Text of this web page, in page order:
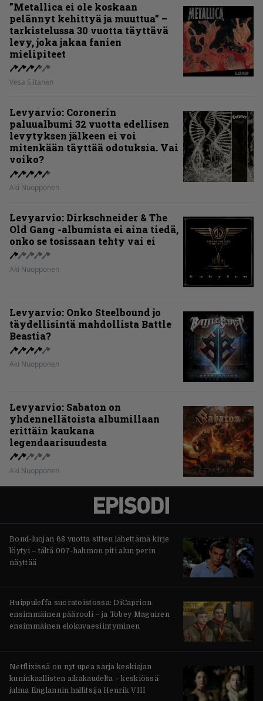
”Metallica ei ole koskaan
pelännyt kehittyä ja muuttua” –
tarkistelussa 30 vuotta täyttävä
levy, joka jakaa fanien
mielipiteet
Vesa Siltanen
Levyarvio: Coronerin
paluualbumi 32 vuotta edellisen
levytyksen jälkeen ei voi
mitenkään täyttää odotuksia. Vai
voiko?
Aki Nuopponen
Levyarvio: Dirkschneider & The
Old Gang -albumista ei aina tiedä,
onko se tosissaan tehty vai ei
Aki Nuopponen
Levyarvio: Onko Steelbound jo
täydellisintä mahdollista Battle
Beastia?
Aki Nuopponen
Levyarvio: Sabaton on
yhdennellätoista albumillaan
erittäin kaukana
legendaarisuudesta
Aki Nuopponen
Bond-luojan 68 vuotta sitten lähettämä kirje
löytyi – tältä 007-hahmon piti alun perin
näyttää
Huippuleffa suoratoistossa: DiCaprion
ensimmäinen päärooli – ja Tobey Maguiren
ensimmäinen elokuvaesiintyminen
Netflixissä on nyt upea sarja keskiajan
kuninkaallisten aikakaudelta – keskiössä
julma Englannin hallitsija Henrik VIII